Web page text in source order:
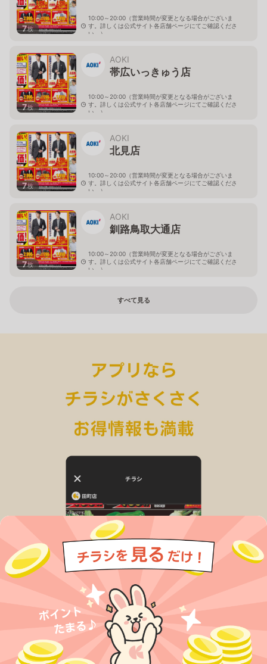
7枚
10:00～20:00（営業時間が変更となる場合がございま
す。詳しくは公式サイト各店舗ページにてご確認くださ
い。）
7枚
AOKI
帯広いっきゅう店
10:00～20:00（営業時間が変更となる場合がございま
す。詳しくは公式サイト各店舗ページにてご確認くださ
い。）
7枚
AOKI
北見店
10:00～20:00（営業時間が変更となる場合がございま
す。詳しくは公式サイト各店舗ページにてご確認くださ
い。）
7枚
AOKI
釧路鳥取大通店
10:00～20:00（営業時間が変更となる場合がございま
す。詳しくは公式サイト各店舗ページにてご確認くださ
い。）
すべて見る